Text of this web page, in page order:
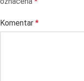
Komentar *